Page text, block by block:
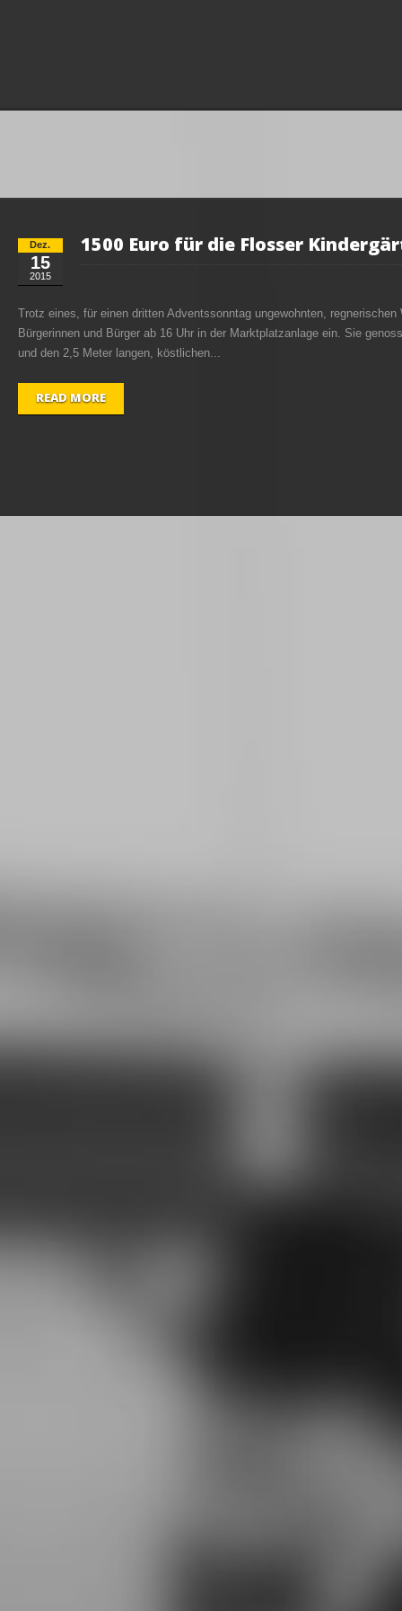
Dez.
15
2015
1500 Euro für die Flosser
Trotz eines, für einen dritten Adventssonntag ungewohnten,
Bürgerinnen und Bürger ab 16 Uhr in der Marktplatzanlage ein. Sie
und den 2,5 Meter langen, köstlichen...
READ MORE